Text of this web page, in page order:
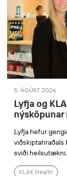
5. ÁGÚST 2026
Lyfja og
Lyfja hefur
viðskiptahraðals
sviði
KLAK Health